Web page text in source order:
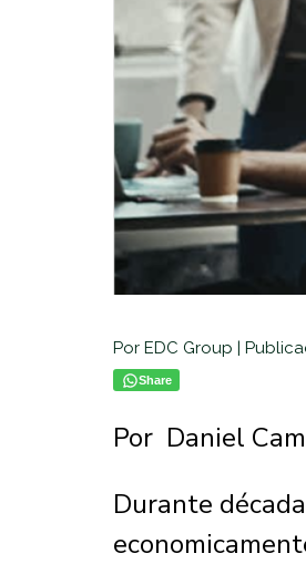
Por EDC Group |
Share
Por Daniel
Durante